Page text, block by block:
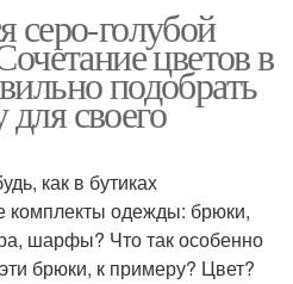
серо-голубой
цветов в
подобрать
своего
как в бутиках
комплекты одежды: брюки,
шарфы? Что так особенно
брюки, к примеру? Цвет?